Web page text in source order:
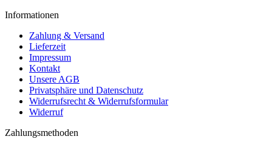
Informationen
Zahlung & Versand
Lieferzeit
Impressum
Kontakt
Unsere AGB
Privatsphäre und Datenschutz
Widerrufsrecht & Widerrufsformular
Widerruf
Zahlungsmethoden